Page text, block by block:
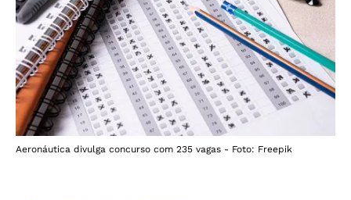
Aeronáutica divulga concurso com 235 vagas - Foto: Freepik